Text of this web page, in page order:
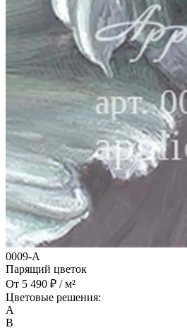
0009-A
Парящий цветок
От 5 490 ₽ / м²
Цветовые решения:
A
B